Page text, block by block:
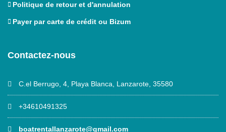
Politique de retour et d'annulation
Payer par carte de crédit ou Bizum
Contactez-nous
C.el Berrugo, 4, Playa Blanca, Lanzarote, 35580
+34610491325
boatrentallanzarote@gmail.com